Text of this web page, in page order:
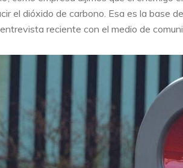
el dióxido de carbono. Esa es la base
reciente con el medio de